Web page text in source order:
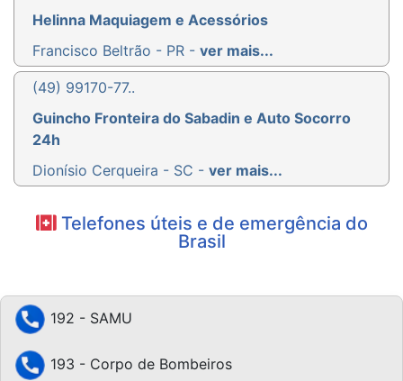
Helinna Maquiagem e Acessórios
Francisco Beltrão - PR - ver mais...
(49) 99170-77..
Guincho Fronteira do Sabadin e Auto Socorro
24h
Dionísio Cerqueira - SC - ver mais...
Telefones úteis e de emergência do
Brasil
192 - SAMU
193 - Corpo de Bombeiros